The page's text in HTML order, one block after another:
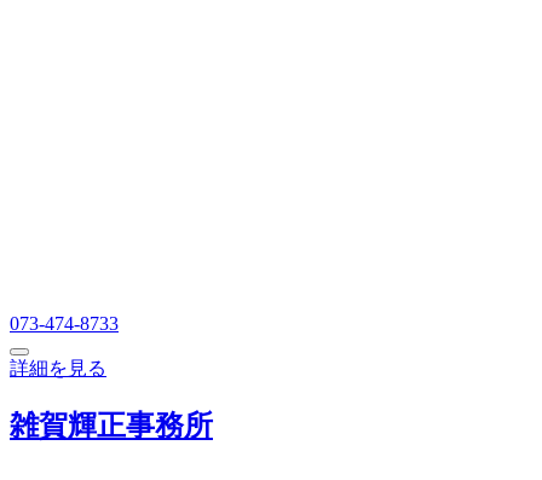
073-474-8733
詳細を見る
雑賀輝正事務所